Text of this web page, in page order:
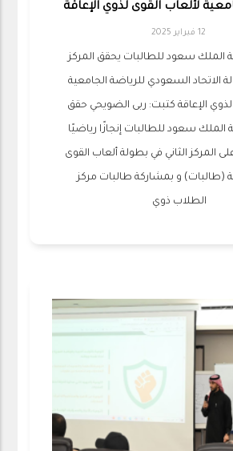
لألعاب القوى لذوي الإعاقة
12 فبراير 2025
الملك سعود للطالبات يحقق المركز
الاتحاد السعودي للرياضة الجامعية
لذوي الإعاقة كتبت: ربى الضويحي حقق
سعود للطالبات إنجازًا رياضيًا
المركز الثاني في بطولة ألعاب القوى
(طالبات) و بمشاركة طالبات مركز
الطلاب ذوي